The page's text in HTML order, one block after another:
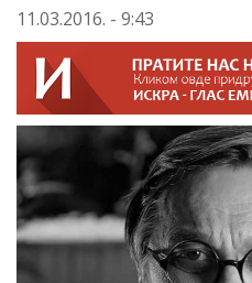
11.03.2016. - 9:43